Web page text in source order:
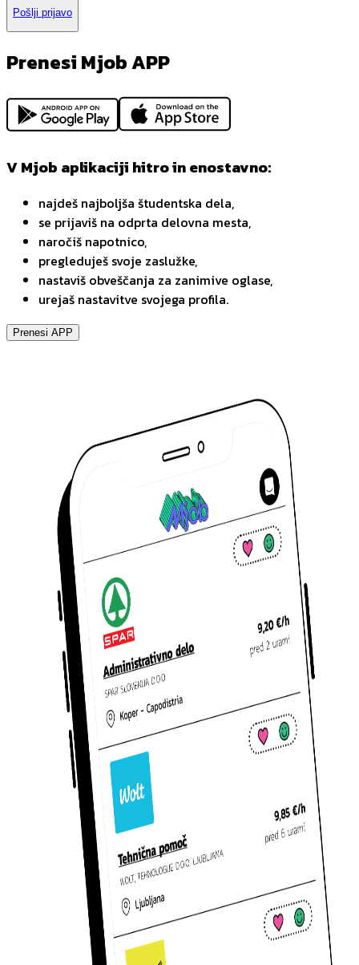
Pošlji prijavo
Prenesi Mjob APP
V Mjob aplikaciji hitro in enostavno:
najdeš najboljša študentska dela,
se prijaviš na odprta delovna mesta,
naročiš napotnico,
pregleduješ svoje zaslužke,
nastaviš obveščanja za zanimive oglase,
urejaš nastavitve svojega profila.
Prenesi APP